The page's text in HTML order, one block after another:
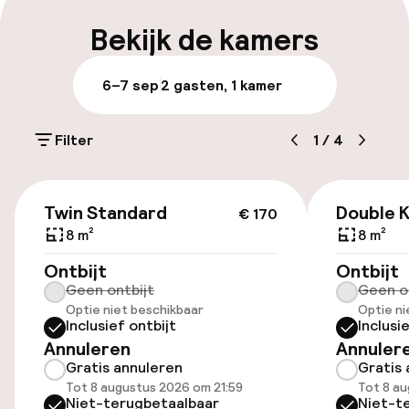
Meertalige medewerkers
Bagageruimte
Parkeergelegenheid op eigen terrein
(buiten)
Openbaar parkeren
Toegankelijkheid
Overal rolstoeltoegankelijk
Bekijk de kamers
6–7 sep2 gasten, 1 kamer
Filter 1 / 4
€ 170
Twin Standard
8 m²
Ontbijt
Geen ontbijt
Optie niet beschikbaar
Inclusief ontbijt
Annuleren
Gratis annuleren
Tot 8 augustus 2026 om 21:59
Niet-terugbetaalbaar
Double
8 m²
Ontbijt
Geen
Optie
Gratis
Tot 8
Niet-